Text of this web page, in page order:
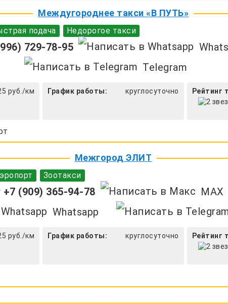
Междугороднее такси «В ПУТЬ»
подача Недорогое такси
729-78-95
Telegram
руб./км График работы: круглосуточно Рейтинг
Межгород ЭЛИТ
Зоотакси
(909) 365-94-78
MAX
Whatsapp
руб./км График работы: круглосуточно Рейтинг